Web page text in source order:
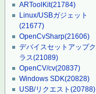
ARToolKit(21784)
Linux/USBガジェット
(21677)
OpenCvSharp(21606)
デバイスセットアップク
ラス(21089)
OpenCV/cv(20837)
Windows SDK(20828)
USB/リクエスト(20788)